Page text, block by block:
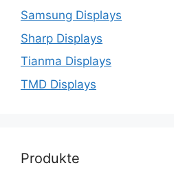
Samsung Displays
Sharp Displays
Tianma Displays
TMD Displays
Produkte